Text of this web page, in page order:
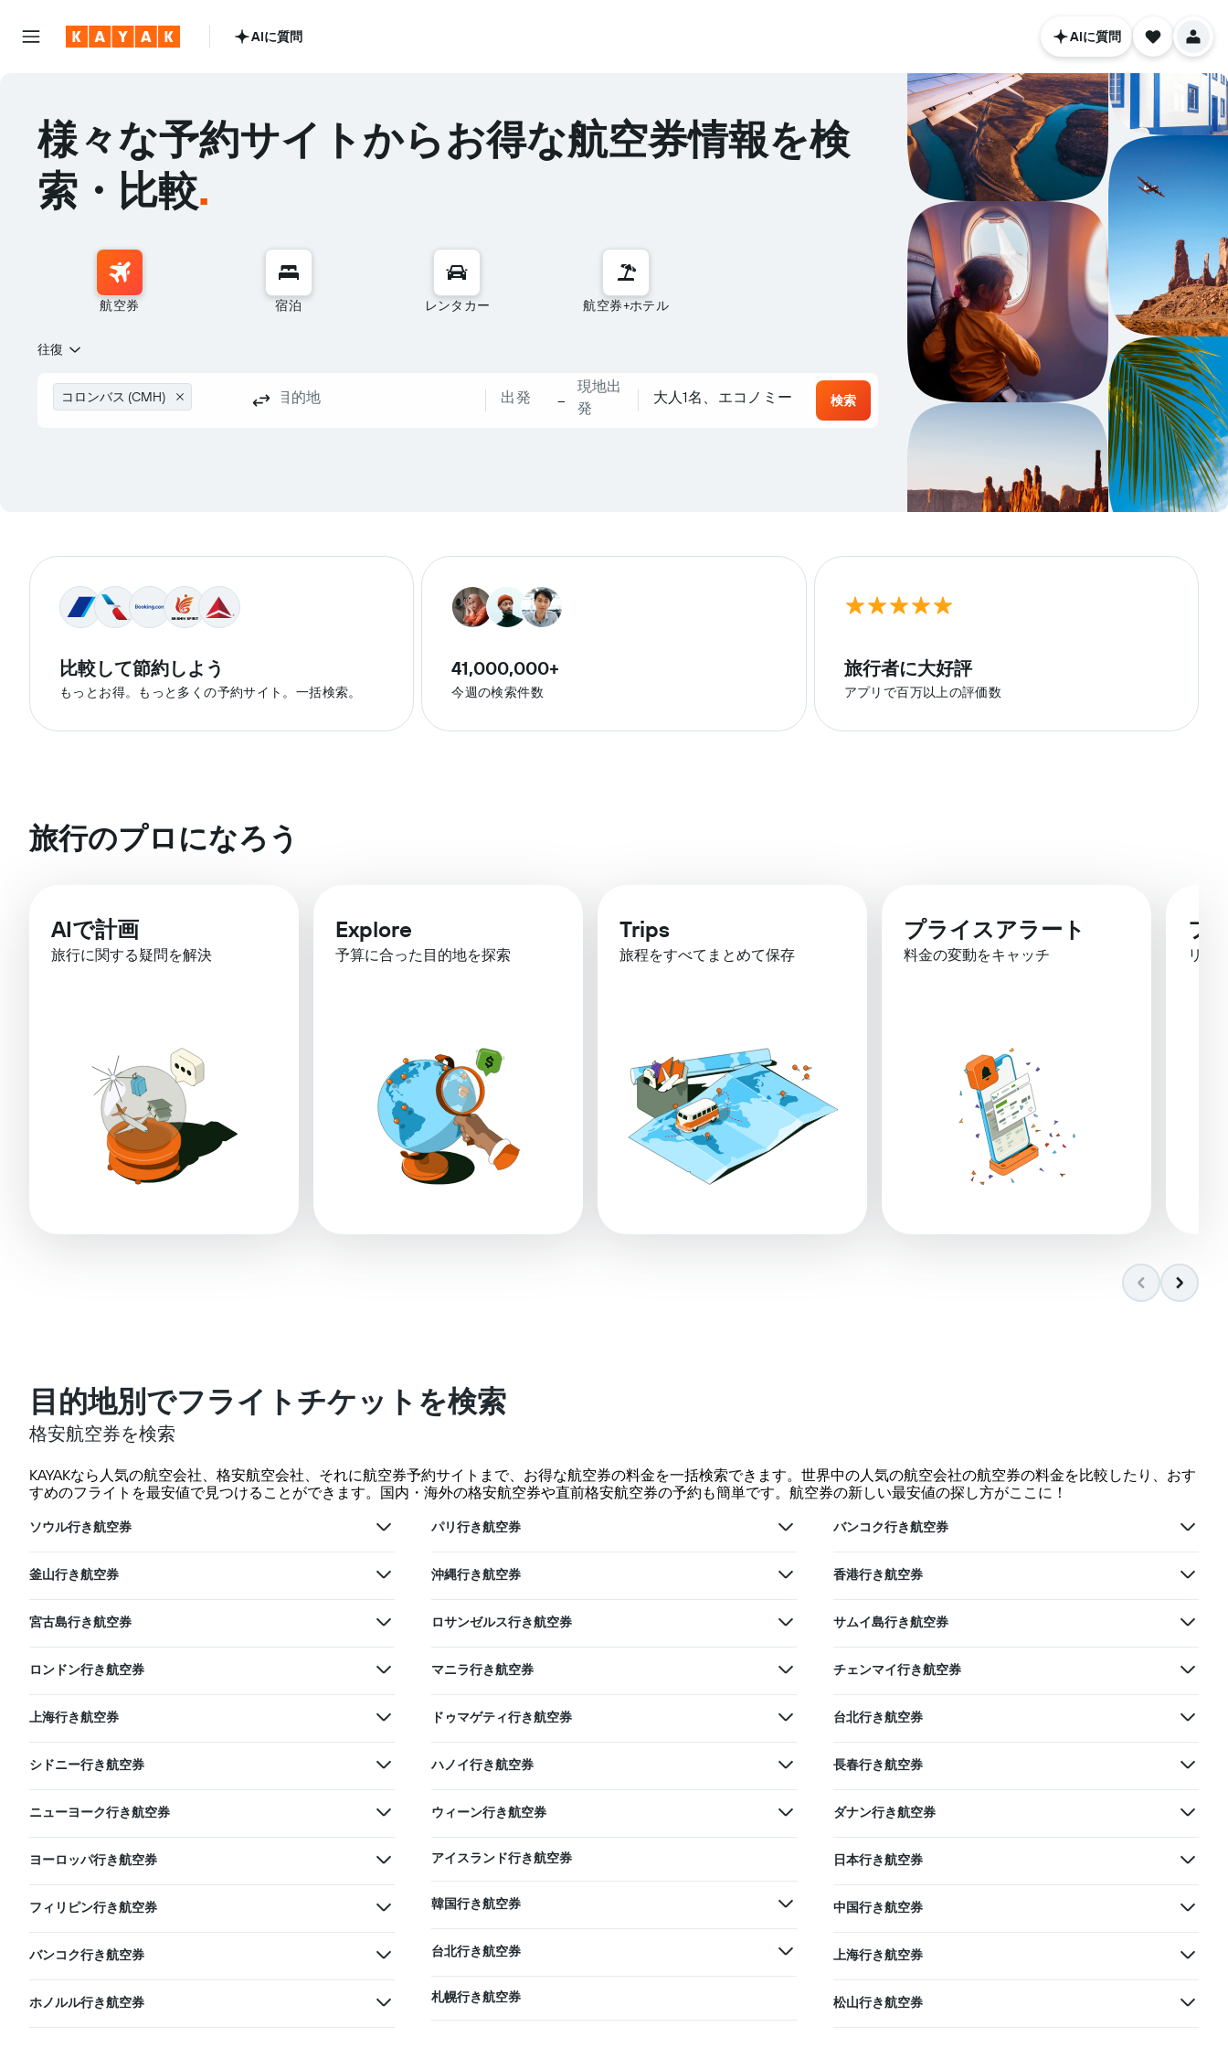
AIに質問 AIに質問
様々な予約サイトからお得な航空券情報を検
索・比較.
航空券 宿泊 レンタカー 航空券+ホテル
往復
コロンバス (CMH) 出発 –
現地出
発
大人1名​、エコノミー 検索
比較して節約しよう
もっとお得。もっと多くの予約サイト。一括検索。
41,000,000+
今週の検索件数
旅行者に大好評
アプリで百万以上の評価数
旅行のプロになろう
AIで計画
旅行に関する疑問を解決
Explore
予算に合った目的地を探索
Trips
旅程をすべてまとめて保存
プライスアラート
料金の変動をキャッチ
フ
リア
目的地別でフライトチケットを検索
格安航空券を検索
KAYAKなら人気の航空会社、格安航空会社、それに航空券予約サイトまで、お得な航空券の料金を一括検索できます。世界中の人気の航空会社の航空券の料金を比較したり、おす
すめのフライトを最安値で見つけることができます。国内・海外の格安航空券や直前格安航空券の予約も簡単です。航空券の新しい最安値の探し方がここに！
ソウル行き航空券
釜山行き航空券
宮古島行き航空券
ロンドン行き航空券
上海行き航空券
シドニー行き航空券
ニューヨーク行き航空券
ヨーロッパ行き航空券
フィリピン行き航空券
バンコク行き航空券
ホノルル行き航空券
パリ行き航空券
沖縄行き航空券
ロサンゼルス行き航空券
マニラ行き航空券
ドゥマゲティ行き航空券
ハノイ行き航空券
ウィーン行き航空券
アイスランド行き航空券
韓国行き航空券
台北行き航空券
札幌行き航空券
バンコク行き航空券
香港行き航空券
サムイ島行き航空券
チェンマイ行き航空券
台北行き航空券
長春行き航空券
ダナン行き航空券
日本行き航空券
中国行き航空券
上海行き航空券
松山行き航空券